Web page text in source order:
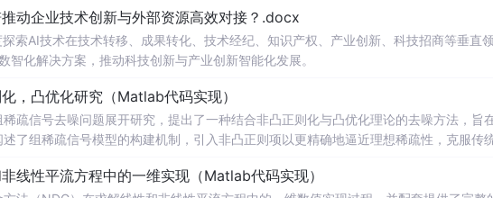
动企业技术创新与外部资源高效对接？.docx
索AI技术在技术转移、成果转化、技术经纪、知识产权、产业创新、科技招商等垂直
化解决方案，推动科技创新与产业创新智能化发展。
，凸优化研究（Matlab代码实现）
疏信号去噪问题展开研究，提出了一种结合非凸正则化与凸优化理论的去噪方法，旨
了组稀疏信号模型的构建机制，引入非凸正则项以更精确地逼近理想稀疏性，克服传
键环节，并配套提供可复现的代码资源，便于研究人员进一步验证与拓展。该方法在保
线性平流方程中的一维实现（Matlab代码实现）